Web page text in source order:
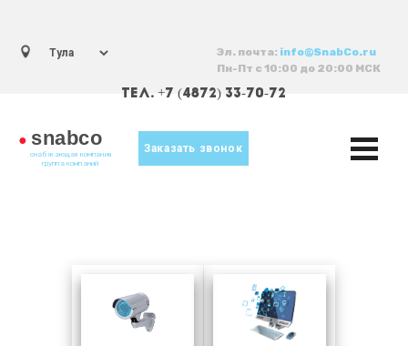
● snabco
снабжающая компания
группа компаний
Заказать звонок
ТЕЛ. +7 (4872) 33-70-72
Эл. почта: info@SnabCo.ru
Пн-Пт с 10:00 до 20:00 МСК